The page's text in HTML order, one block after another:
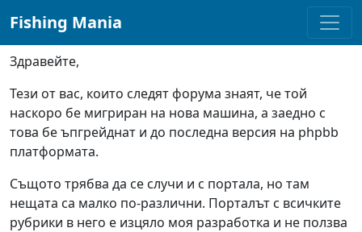
Fishing Mania
Здравейте,
Тези от вас, които следят форума знаят, че той
наскоро бе мигриран на нова машина, а заедно с
това бе ъпгрейднат и до последна версия на phpbb
платформата.
Същото трябва да се случи и с портала, но там
нещата са малко по-различни. Порталът с всичките
рубрики в него е изцяло моя разработка и не ползва